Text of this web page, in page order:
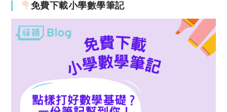
免費下載小學數學筆記